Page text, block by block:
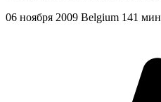
06 ноября 2009 Belgium 141 мин